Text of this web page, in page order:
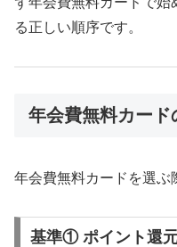
る正しい順序です。
年会費無料カー
年会費無料カードを選ぶ
基準① ポイント還